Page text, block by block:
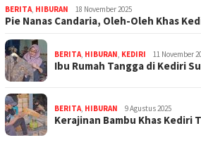
BERITA, HIBURAN 18 November 2025
Pie Nanas Candaria, Oleh-Oleh Khas
BERITA, HIBURAN, KEDIRI 11 November
Ibu Rumah Tangga di Kediri
BERITA, HIBURAN 9 Agustus 2025
Kerajinan Bambu Khas Kediri